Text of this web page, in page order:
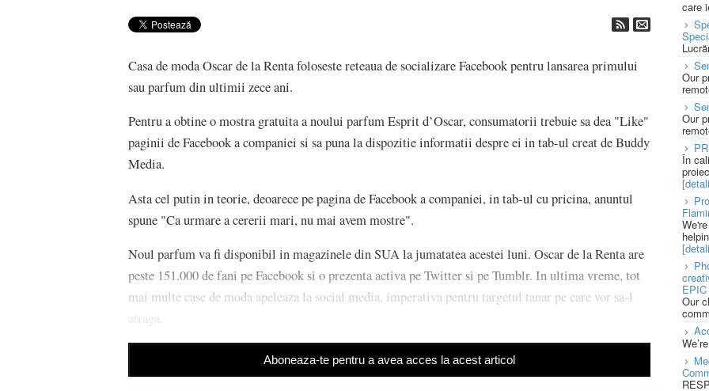
Casa de moda Oscar de la Renta foloseste reteaua de socializare Facebook pentru lansarea primului
sau parfum din ultimii zece ani.
Pentru a obtine o mostra gratuita a noului parfum Esprit d’Oscar, consumatorii trebuie sa dea "Like"
paginii de Facebook a companiei si sa puna la dispozitie informatii despre ei in tab-ul creat de Buddy
Media.
Asta cel putin in teorie, deoarece pe pagina de Facebook a companiei, in tab-ul cu pricina, anuntul
spune "Ca urmare a cererii mari, nu mai avem mostre".
Noul parfum va fi disponibil in magazinele din SUA la jumatatea acestei luni. Oscar de la Renta are
peste 151.000 de fani pe Facebook si o prezenta activa pe Twitter si pe Tumblr. In ultima vreme, tot
mai multe case de moda apeleaza la social media, imperativa pentru targetul tanar pe care vor sa-l
atraga.
Aboneaza-te pentru a avea acces la acest articol
care
Our
Our
În
Our